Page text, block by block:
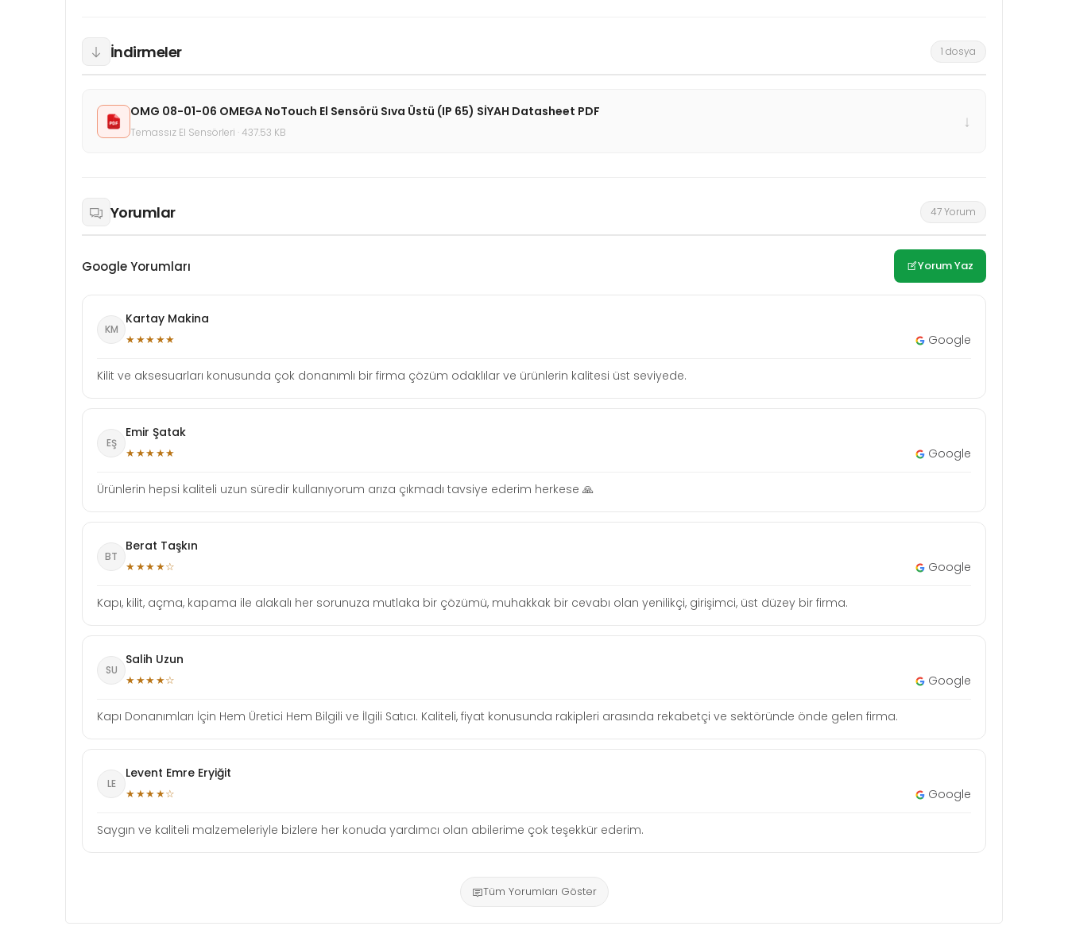
İndirmeler 1 dosya
OMG 08-01-06 OMEGA NoTouch El Sensörü Sıva Üstü (IP 65) SİYAH Datasheet PDF
Temassız El Sensörleri · 437.53 KB
↓
Yorumlar 47 Yorum
Google Yorumları Yorum Yaz
KM
Kartay Makina
★★★★★ Google
Kilit ve aksesuarları konusunda çok donanımlı bir firma çözüm odaklılar ve ürünlerin kalitesi üst seviyede.
EŞ
Emir Şatak
★★★★★ Google
Ürünlerin hepsi kaliteli uzun süredir kullanıyorum arıza çıkmadı tavsiye ederim herkese 🙏
BT
Berat Taşkın
★★★★☆ Google
Kapı, kilit, açma, kapama ile alakalı her sorunuza mutlaka bir çözümü, muhakkak bir cevabı olan yenilikçi, girişimci, üst düzey bir firma.
SU
Salih Uzun
★★★★☆ Google
Kapı Donanımları İçin Hem Üretici Hem Bilgili ve İlgili Satıcı. Kaliteli, fiyat konusunda rakipleri arasında rekabetçi ve sektöründe önde gelen firma.
LE
Levent Emre Eryiğit
★★★★☆ Google
Saygın ve kaliteli malzemeleriyle bizlere her konuda yardımcı olan abilerime çok teşekkür ederim.
Tüm Yorumları Göster